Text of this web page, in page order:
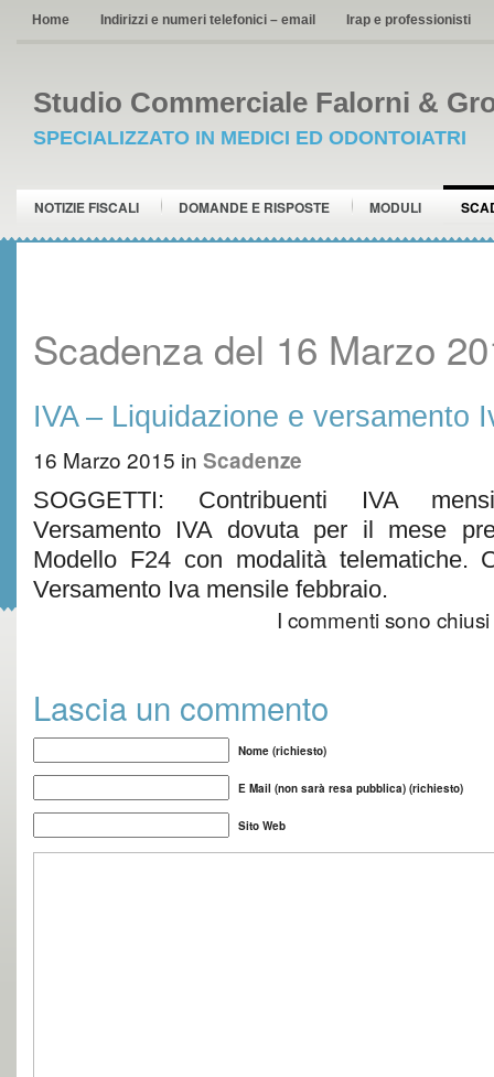
Home Indirizzi e numeri telefonici – email Irap e professionisti
Studio Commerciale Falorni &
SPECIALIZZATO IN MEDICI ED ODONTOIATRI
NOTIZIE FISCALI DOMANDE E RISPOSTE MODULI
Scadenza del 16 Marzo
IVA – Liquidazione e versamento
16 Marzo 2015 in Scadenze
SOGGETTI: Contribuenti IVA
Versamento IVA dovuta per il mese
Modello F24 con modalità telematiche.
Versamento Iva mensile febbraio.
I commenti sono chiusi
Lascia un commento
Nome (richiesto)
E Mail (non sarà resa pubblica) (richiesto)
Sito Web